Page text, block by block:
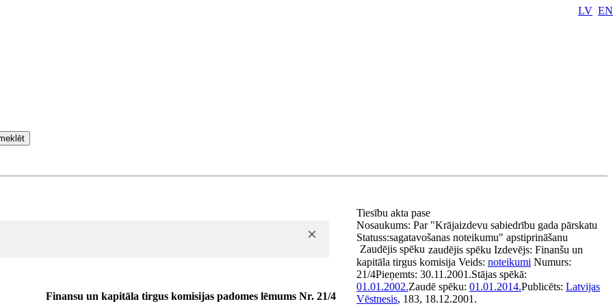
LV EN
Finansu un kapitāla tirgus komisijas padomes lēmums Nr. 21/4
Tiesību akta pase
Nosaukums: Par "Krājaizdevu sabiedrību gada pārskatu
sagatavošanas noteikumu" apstiprināšanu
Statuss:
Zaudējis spēku zaudējis spēku Izdevējs: Finanšu un
kapitāla tirgus komisija Veids: noteikumi Numurs:
21/4Pieņemts: 30.11.2001.Stājas spēkā:
01.01.2002.Zaudē spēku: 01.01.2014.Publicēts: Latvijas
Vēstnesis, 183, 18.12.2001.